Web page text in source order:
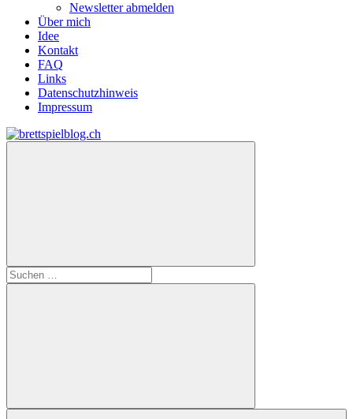
Newsletter abmelden
Über mich
Idee
Kontakt
FAQ
Links
Datenschutzhinweis
Impressum
Zum
Inhalt
Suchen
nach:
Suchen